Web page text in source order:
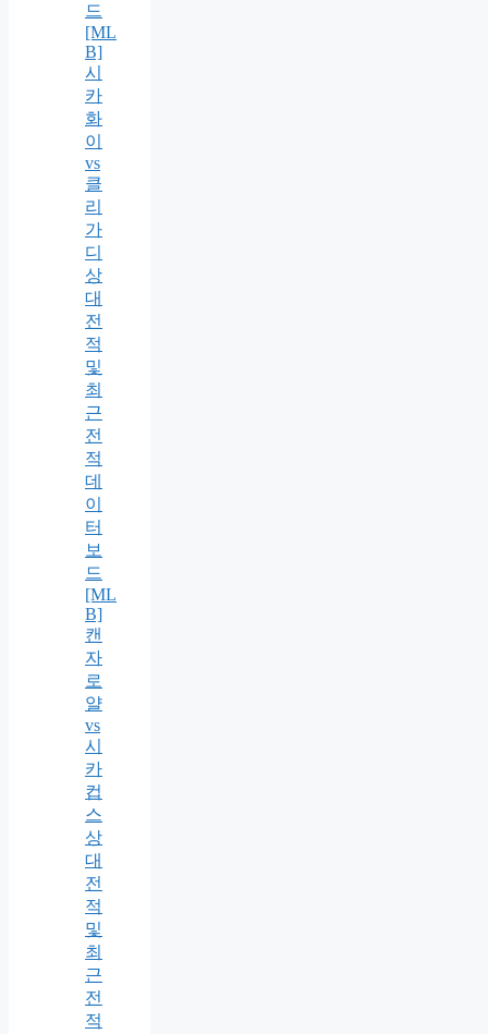
드
[ML
B]
시
카
화
이
vs
클
리
가
디
상
대
전
적
및
최
근
전
적
데
이
터
보
드
[ML
B]
캔
자
로
얄
vs
시
카
컵
스
상
대
전
적
및
최
근
전
적